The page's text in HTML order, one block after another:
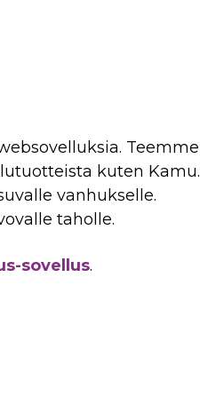
Teemme
kuten Kamu.
vanhukselle.
taholle.
sovellus.